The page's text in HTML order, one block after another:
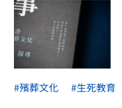
#殯葬文化 #生死教育